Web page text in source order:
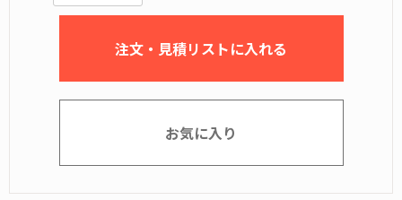
注文・見積リストに入れる
お気に入り